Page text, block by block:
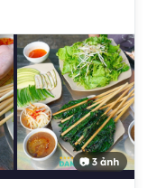
📷 3 ảnh